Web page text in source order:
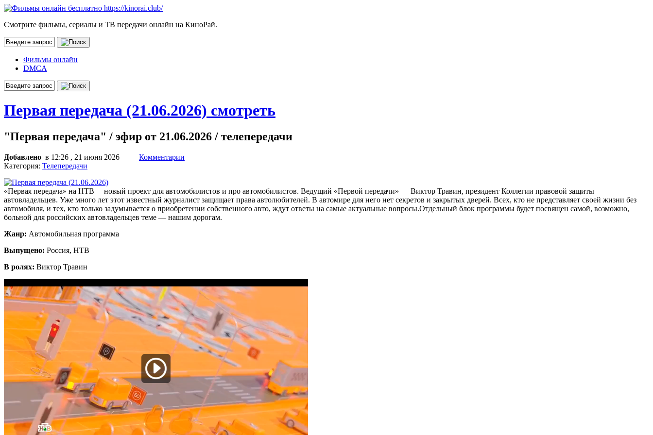
Смотрите фильмы, сериалы и ТВ передачи онлайн на КиноРай.
Фильмы онлайн
DMCA
Первая передача (21.06.2026) смотреть
"Первая передача" / эфир от 21.06.2026 / телепередачи
Добавлено в 12:26 , 21 июня 2026
Комментарии
Категория: Телепередачи
«Первая передача» на НТВ —новый проект для автомобилистов и про автомобилистов. Ведущий «Первой передачи» — Виктор Травин, президент Коллегии правовой защиты
автовладельцев. Уже много лет этот известный журналист защищает права автолюбителей. В автомире для него нет секретов и закрытых дверей. Всех, кто не представляет своей жизни без
автомобиля, и тех, кто только задумывается о приобретении собственного авто, ждут ответы на самые актуальные вопросы.Отдельный блок программы будет посвящен самой, возможно,
больной для российских автовладельцев теме — нашим дорогам.
Жанр: Автомобильная программа
Выпущено: Россия, НТВ
В ролях: Виктор Травин